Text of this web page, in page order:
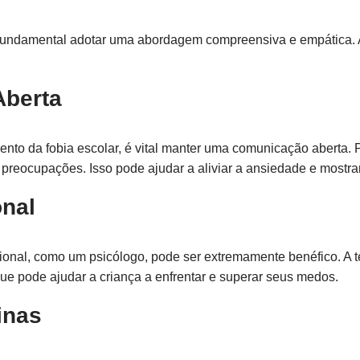
adotar uma abordagem compreensiva e
da fobia escolar, é vital manter uma comunicação aberta.
Isso pode ajudar a aliviar a ansiedade e
como um psicólogo, pode ser extremamente benéfico. A
pode ajudar a criança a enfrentar e superar seus medos.